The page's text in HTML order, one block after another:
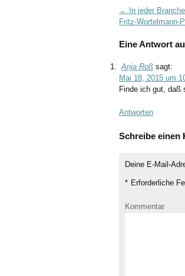
←
In jeder
Fritz-Wortelmann-
Eine Antwort
Anja Roß sagt:
Mai 18, 2015 um
Finde ich gut, daß
Antworten
Schreibe einen
Deine E-Mail-
Erforderliche
*
Kommentar